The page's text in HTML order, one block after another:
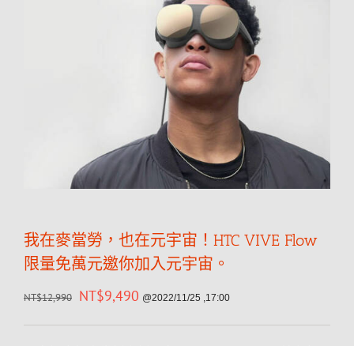
我在麥當勞，也在元宇宙！HTC VIVE Flow
限量免萬元邀你加入元宇宙。
NT$12,990 NT$9,490 @2022/11/25 ,17:00